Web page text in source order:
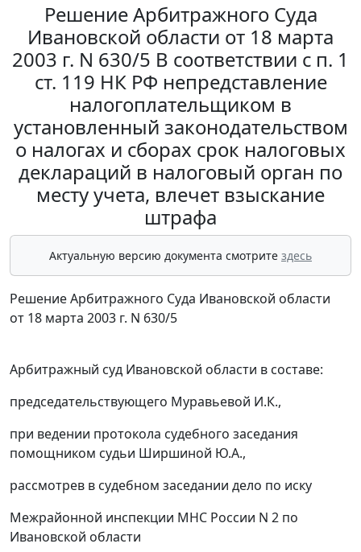
Решение Арбитражного Суда
Ивановской области от 18 марта
2003 г. N 630/5 В соответствии с п. 1
ст. 119 НК РФ непредставление
налогоплательщиком в
установленный законодательством
о налогах и сборах срок налоговых
деклараций в налоговый орган по
месту учета, влечет взыскание
штрафа
Актуальную версию документа смотрите здесь
Решение Арбитражного Суда Ивановской области
от 18 марта 2003 г. N 630/5
Арбитражный суд Ивановской области в составе:
председательствующего Муравьевой И.К.,
при ведении протокола судебного заседания
помощником судьи Ширшиной Ю.А.,
рассмотрев в судебном заседании дело по иску
Межрайонной инспекции МНС России N 2 по
Ивановской области